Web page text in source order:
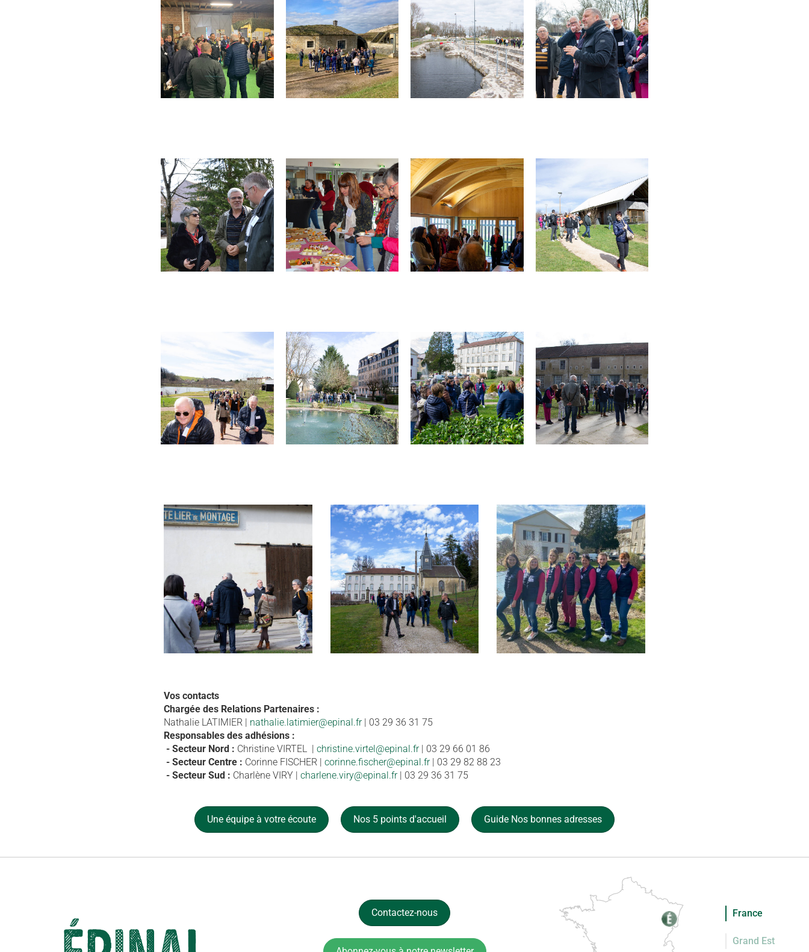
Vos contacts
Chargée des Relations Partenaires :
Nathalie LATIMIER | nathalie.latimier@epinal.fr| 03 29 36 31 75
Responsables des adhésions :
- Secteur Nord : Christine VIRTEL | christine.virtel@epinal.fr| 03 29 66 01 86
- Secteur Centre : Corinne FISCHER | corinne.fischer@epinal.fr| 03 29 82 88 23
- Secteur Sud : Charlène VIRY | charlene.viry@epinal.fr| 03 29 36 31 75
Une équipe à votre écoute Nos 5 points d'accueil Guide Nos bonnes adresses
Contactez-nous France
Grand Est